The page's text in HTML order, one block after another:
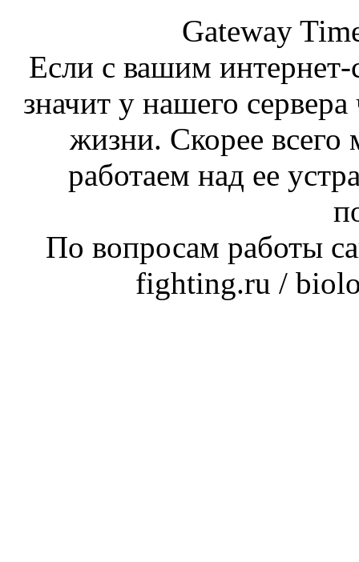
Gateway
Если с вашим интернет-
значит у нашего
жизни. Скорее
работаем над ее
По вопросам работы
fighting.ru /